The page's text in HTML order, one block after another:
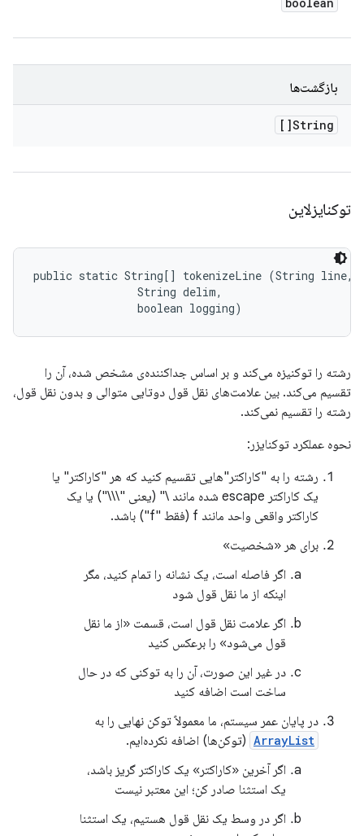
بازگشت‌ها
String[]
توکنایزلاین
public static String[] tokenizeLine (String line,
                String delim,
                boolean logging)
رشته را توکنیزه می‌کند و بر اساس جداکننده‌ی مشخص شده، آن را
تقسیم می‌کند. بین علامت‌های نقل قول دوتایی متوالی و بدون نقل قول،
رشته را تقسیم نمی‌کند.
نحوه عملکرد توکنایزر:
رشته را به "کاراکتر"هایی تقسیم کنید که هر "کاراکتر" یا
یک کاراکتر escape شده مانند \" (یعنی "\\\") یا یک
کاراکتر واقعی واحد مانند f (فقط "f") باشد.
برای هر «شخصیت»
اگر فاصله است، یک نشانه را تمام کنید، مگر
اینکه از ما نقل قول شود
اگر علامت نقل قول است، قسمت «از ما نقل
قول می‌شود» را برعکس کنید
در غیر این صورت، آن را به توکنی که در حال
ساخت است اضافه کنید
در پایان عمر سیستم، ما معمولاً توکن نهایی را به
ArrayList (توکن‌ها) اضافه نکرده‌ایم.
اگر آخرین «کاراکتر» یک کاراکتر گریز باشد،
یک استثنا صادر کن؛ این معتبر نیست
اگر در وسط یک نقل قول هستیم، یک استثنا